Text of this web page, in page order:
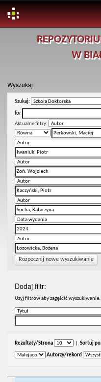
W
Wyszukaj
Szukaj:
for
Aktualne filtry:
Rozpocznij nowe wyszukiwanie
Dodaj filtr:
Uzyj filtrów aby zagęścić wyszukiwanie.
Rezultaty/Strona Sortuj
Autorzy/rekord